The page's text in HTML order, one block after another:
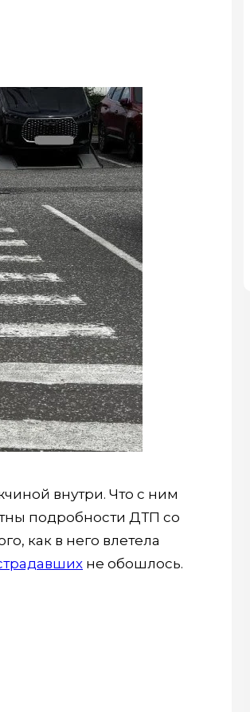
внутри. Что с ним
подробности ДТП со
как в него влетела
не обошлось.